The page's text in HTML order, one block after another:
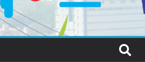
León XIV